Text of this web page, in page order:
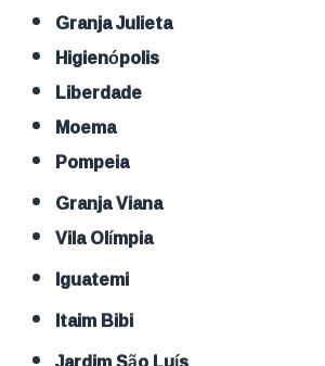
Granja Julieta
Higienópolis
Liberdade
Moema
Pompeia
Granja Viana
Vila Olímpia
Iguatemi
Itaim Bibi